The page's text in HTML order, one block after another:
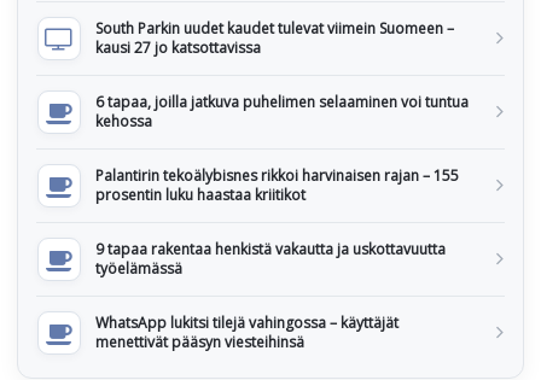
South Parkin uudet kaudet tulevat viimein Suomeen –
kausi 27 jo katsottavissa
6 tapaa, joilla jatkuva puhelimen selaaminen voi tuntua
kehossa
Palantirin tekoälybisnes rikkoi harvinaisen rajan – 155
prosentin luku haastaa kriitikot
9 tapaa rakentaa henkistä vakautta ja uskottavuutta
työelämässä
WhatsApp lukitsi tilejä vahingossa – käyttäjät
menettivät pääsyn viesteihinsä